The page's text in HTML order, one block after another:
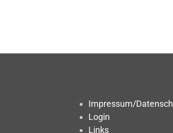
Impressum/
Login
Links